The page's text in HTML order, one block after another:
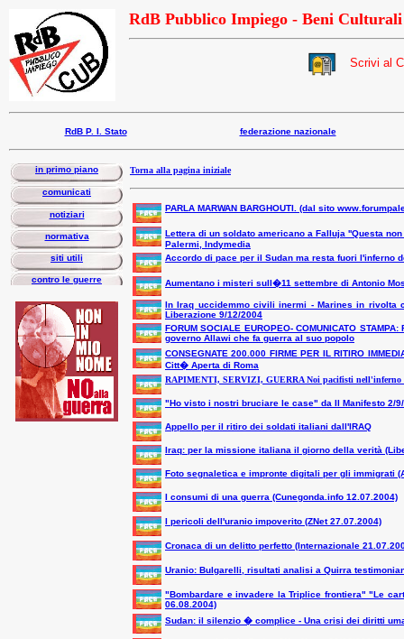
RdB Pubblico Impiego - Beni Culturali
Scrivi al
RdB P. I. Stato federazione nazionale
in primo piano
comunicati
notiziari
normativa
siti utili
contro le guerre
Torna alla pagina iniziale
PARLA MARWAN BARGHOUTI. (dal sito
Lettera di un soldato americano a Falluja ''Questa
Palermi, Indymedia
Accordo di pace per il Sudan ma resta fuori l'inferno
Aumentano i misteri sull�11 settembre di Antonio
In Iraq uccidemmo civili inermi - Marines in rivolta
Liberazione 9/12/2004
FORUM SOCIALE EUROPEO- COMUNICATO
governo Allawi che fa guerra al suo popolo
CONSEGNATE 200.000 FIRME PER IL RITIRO
Citt� Aperta di Roma
RAPIMENTI, SERVIZI, GUERRA Noi pacifisti nell'inferno
"Ho visto i nostri bruciare le case" da Il Manifesto 2/
Appello per il ritiro dei soldati italiani dall'IRAQ
Iraq: per la missione italiana il giorno della verità
Foto segnaletica e impronte digitali per gli immigrati
I consumi di una guerra (Cunegonda.info 12.07.2004)
I pericoli dell'uranio impoverito (ZNet 27.07.2004)
Cronaca di un delitto perfetto (Internazionale
Uranio: Bulgarelli, risultati analisi a Quirra
"Bombardare e invadere la Triplice frontiera" "Le
06.08.2004)
Sudan: il silenzio � complice - Una crisi dei diritti